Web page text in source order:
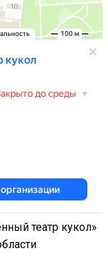
театр кукол»